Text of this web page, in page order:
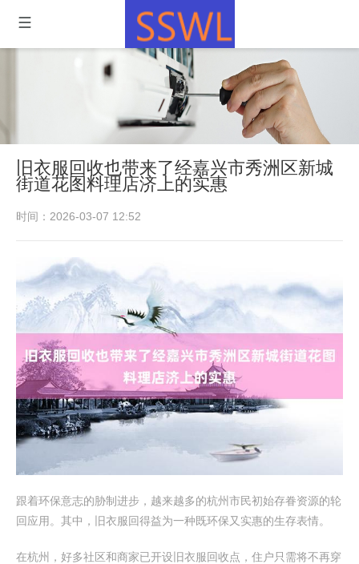
旧衣服回收也带来了经嘉兴市秀洲区新城
街道花图料理店济上的实惠
时间：2026-03-07 12:52
跟着环保意志的胁制进步，越来越多的杭州市民初始存眷资源的轮
回应用。其中，旧衣服回得益为一种既环保又实惠的生存表情。
在杭州，好多社区和商家已开设旧衣服回收点，住户只需将不再穿